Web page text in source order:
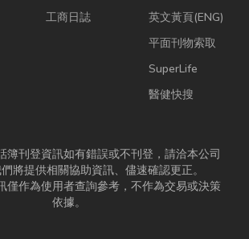
工商日誌
英文黃頁(ENG)
平面刊物索取
SuperLife
醫健快搜
簿刊登資訊如有錯誤或不刊登，請洽本公司
們將提供相關協助資訊、儘速確認更正。
僅作為使用者查詢參考，不作為交易或決策
依據。